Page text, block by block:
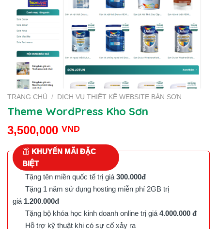
TRANG CHỦ / DỊCH VỤ THIẾT KẾ WEBSITE BÁN SƠN
Theme WordPress Kho Sơn
3,500,000 VND
KHUYẾN MÃI ĐẶC
BIỆT
Tặng tên miền quốc tế trị giá 300.000đ
Tặng 1 năm sử dụng hosting miễn phí 2GB trị
giá 1.200.000đ
Tặng bộ khóa học kinh doanh online trị giá 4.000.000 đ
Hỗ trợ kỹ thuật khi có sự cố xảy ra